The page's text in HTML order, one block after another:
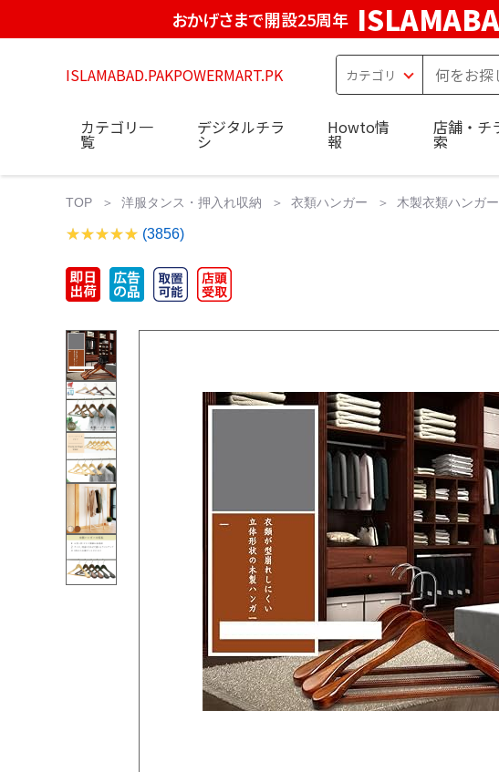
おかげさまで開設25周年
ISLAMABAD.PAKPOWERMART.PK
カテゴリ一
覧
デジタルチラ
シ
Howto情
報
店舗・チ
索
TOP 洋服タンス・押入れ収納 衣類ハンガー 木製衣類ハンガ
(3856)